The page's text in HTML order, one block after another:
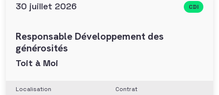
30 juillet 2026 CDI
Responsable Développement des
générosités
Toit à Moi
Localisation
Contrat